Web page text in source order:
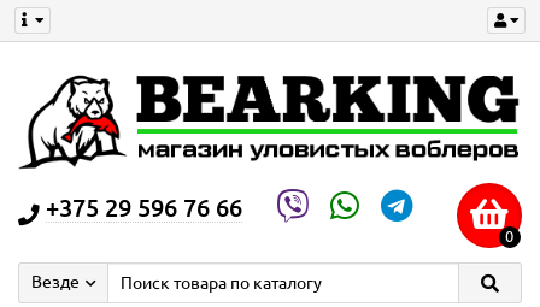
+375 29 596 76 66
0
Везде